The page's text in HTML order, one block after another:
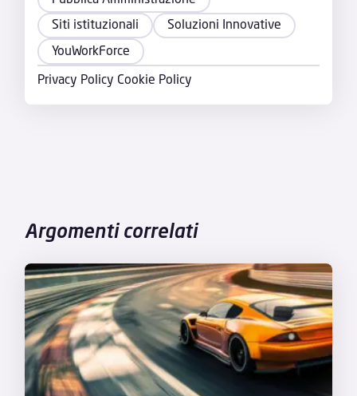
Siti istituzionali
Soluzioni Innovative
YouWorkForce
Privacy Policy Cookie Policy
Argomenti correlati